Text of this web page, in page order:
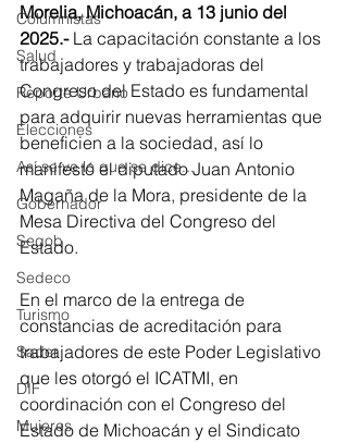
Columnistas
Salud
Reporte Urbano
Elecciones
Así se ve lo que se dice...
Gobernador
Segob
Sedeco
Turismo
Sader
DIF
Mujeres
Morelia, Michoacán, a 13 junio del
2025.- La capacitación constante a los
trabajadores y trabajadoras del
Congreso del Estado es fundamental
para adquirir nuevas herramientas que
beneficien a la sociedad, así lo
manifestó el diputado Juan Antonio
Magaña de la Mora, presidente de la
Mesa Directiva del Congreso del
Estado.
En el marco de la entrega de
constancias de acreditación para
trabajadores de este Poder Legislativo
que les otorgó el ICATMI, en
coordinación con el Congreso del
Estado de Michoacán y el Sindicato